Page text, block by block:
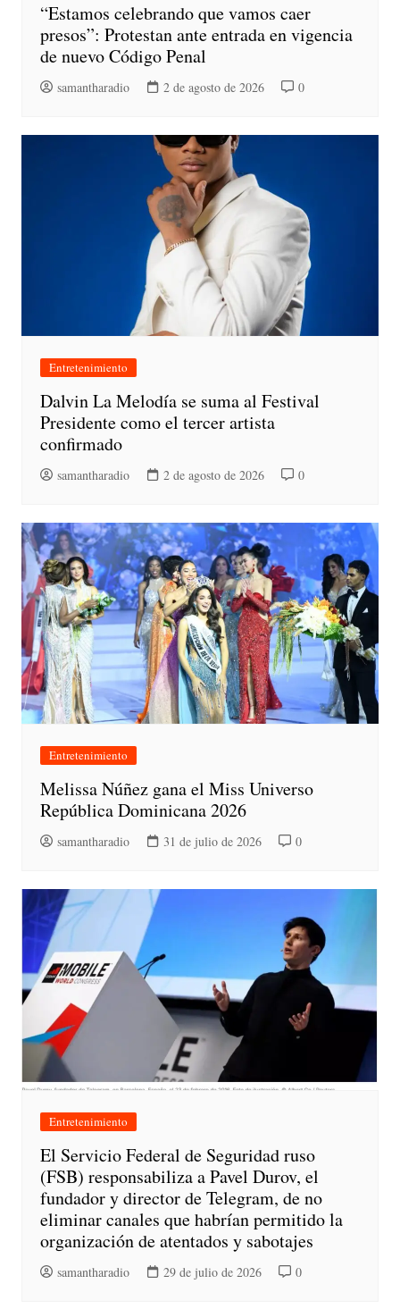
“Estamos celebrando que vamos caer
presos”: Protestan ante entrada en vigencia
de nuevo Código Penal
samantharadio 2 de agosto de 2026 0
Entretenimiento
Dalvin La Melodía se suma al Festival
Presidente como el tercer artista
confirmado
samantharadio 2 de agosto de 2026 0
Entretenimiento
Melissa Núñez gana el Miss Universo
República Dominicana 2026
samantharadio 31 de julio de 2026 0
Entretenimiento
El Servicio Federal de Seguridad ruso
(FSB) responsabiliza a Pavel Durov, el
fundador y director de Telegram, de no
eliminar canales que habrían permitido la
organización de atentados y sabotajes
samantharadio 29 de julio de 2026 0